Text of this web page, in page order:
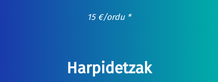
15 €/ordu *
Harpidetzak